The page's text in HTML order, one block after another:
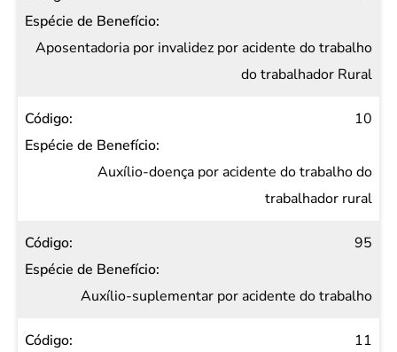
Aposentadoria por invalidez por acidente do trabalho
do trabalhador Rural
10
Auxílio-doença por acidente do trabalho do
trabalhador rural
95
Auxílio-suplementar por acidente do trabalho
11